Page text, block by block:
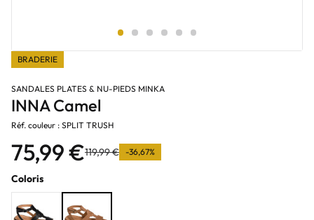
BRADERIE
SANDALES PLATES & NU-PIEDS MINKA
INNA Camel
Réf. couleur : SPLIT TRUSH
75,99 €119,99 € -36,67%
Coloris